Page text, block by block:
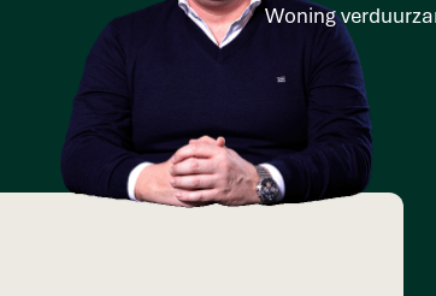
Woning